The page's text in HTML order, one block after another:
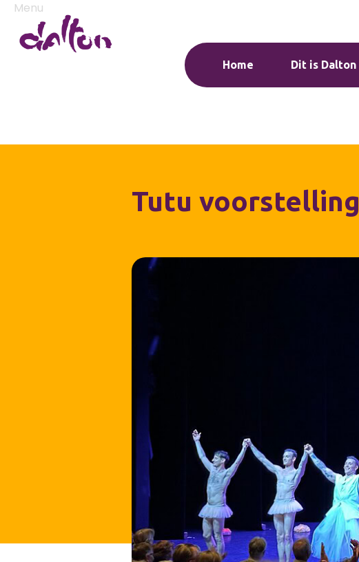
Menu
Home Dit is Dalton
Tutu voorstelling